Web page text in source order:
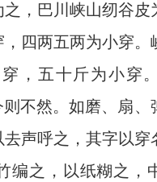
，巴川峡山纫谷皮
四两五两为小穿。
，五十斤为小穿
不然。如磨、扇、
声呼之，其字以穿
之，以纸糊之，